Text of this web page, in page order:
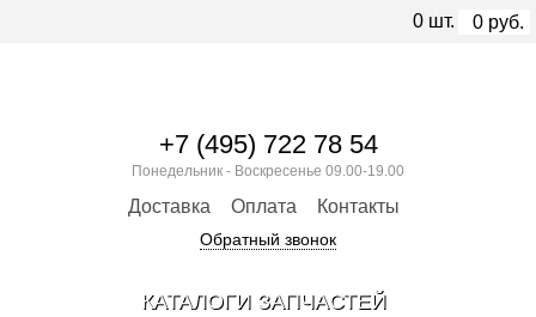
+7 (495) 722 78 54
Понедельник - Воскресенье 09.00-19.00
Доставка Оплата Контакты
Обратный звонок
0 шт. 0 руб.
КАТАЛОГИ ЗАПЧАСТЕЙ